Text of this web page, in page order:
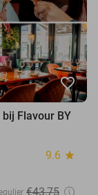
favorite_border
Flavour BY
9.6 star
€43,75